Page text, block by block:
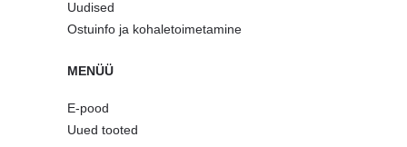
Uudised
Ostuinfo ja kohaletoimetamine
MENÜÜ
E-pood
Uued tooted